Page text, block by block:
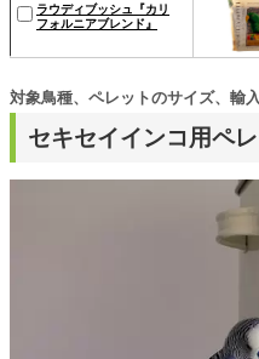
ラウディブッシュ『カリ
フォルニアブレンド』
セキセイインコ用ペ
対象鳥種、ペレットのサイズ、輸